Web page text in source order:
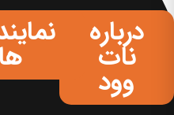
درباره
نات
وود
ها